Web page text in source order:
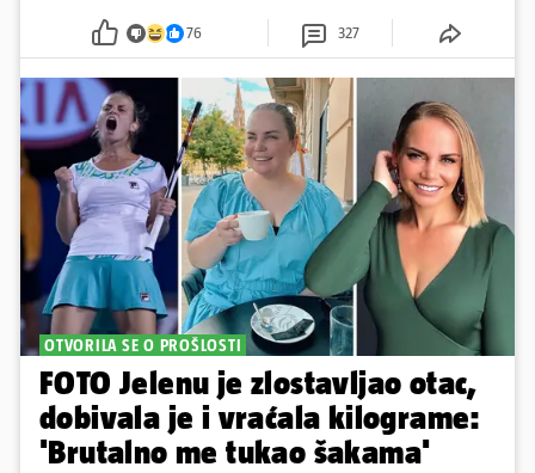
76 327
OTVORILA SE O PROŠLOSTI
FOTO Jelenu je zlostavljao otac,
dobivala je i vraćala kilograme:
'Brutalno me tukao šakama'